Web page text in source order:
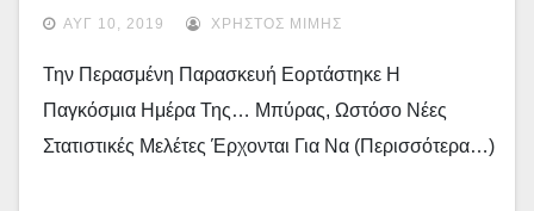
ΑΥΓ 10, 2019 ΧΡΉΣΤΟΣ ΜΊΜΗΣ
Την Περασμένη Παρασκευή Εορτάστηκε Η
Παγκόσμια Ημέρα Της… Μπύρας, Ωστόσο Νέες
Στατιστικές Μελέτες Έρχονται Για Να (περισσότερα…)